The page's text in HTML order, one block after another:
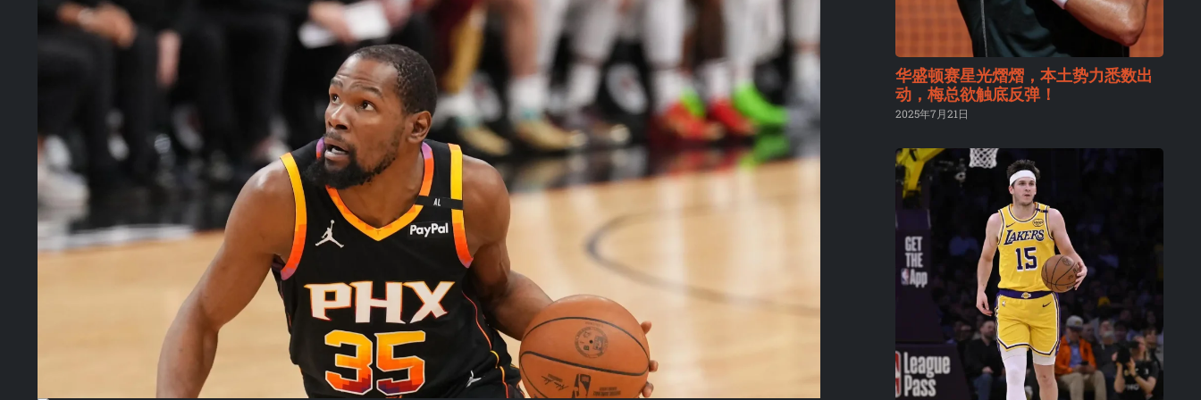
华盛顿赛星光熠熠，本土势力悉数出
动，梅总欲触底反弹！
2025年7月21日